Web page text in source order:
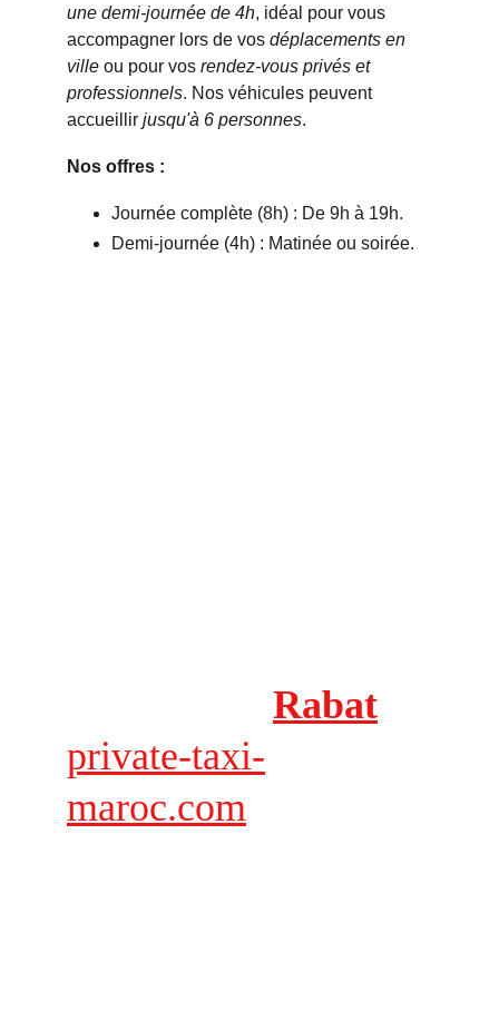
une demi-journée de 4h, idéal pour vous
accompagner lors de vos déplacements en
ville ou pour vos rendez-vous privés et
professionnels. Nos véhicules peuvent
accueillir jusqu'à 6 personnes.
Nos offres :
Journée complète (8h) : De 9h à 19h.
Demi-journée (4h) : Matinée ou soirée.
Rabat
private-taxi-
maroc.com